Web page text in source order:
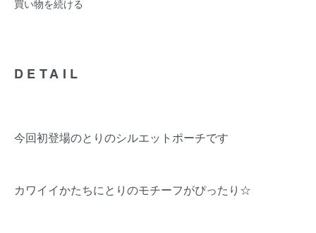
買い物を続ける
DETAIL
今回初登場のとりのシルエットポーチです
カワイイかたちにとりのモチーフがぴったり☆